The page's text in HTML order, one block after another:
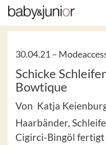
30.04.21 –
Schicke
Bowtique
Von Katja
Haarbänder,
Cigirci-Bingöl